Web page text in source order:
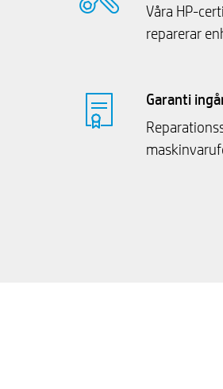
Våra HP-
reparerar
Garanti